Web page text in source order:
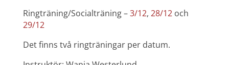
Ringträning/Socialträning –3/12, 28/12och
29/12
Det finns två ringträningar per datum.